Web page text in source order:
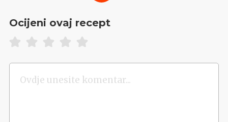
Ocijeni ovaj recept